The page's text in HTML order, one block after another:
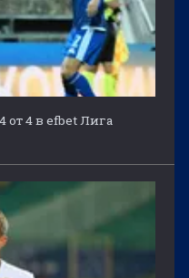
от 4 в efbet Лига